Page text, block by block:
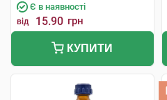
Є в наявності
від 15.90 грн
КУПИТИ